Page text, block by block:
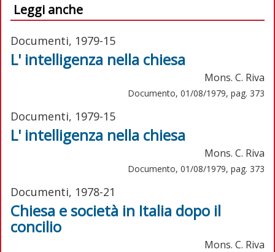
Leggi anche
Documenti, 1979-15
L' intelligenza nella chiesa
Mons. C. Riva
Documento, 01/08/1979, pag. 373
Documenti, 1979-15
L' intelligenza nella chiesa
Mons. C. Riva
Documento, 01/08/1979, pag. 373
Documenti, 1978-21
Chiesa e società in Italia dopo il
concilio
Mons. C. Riva